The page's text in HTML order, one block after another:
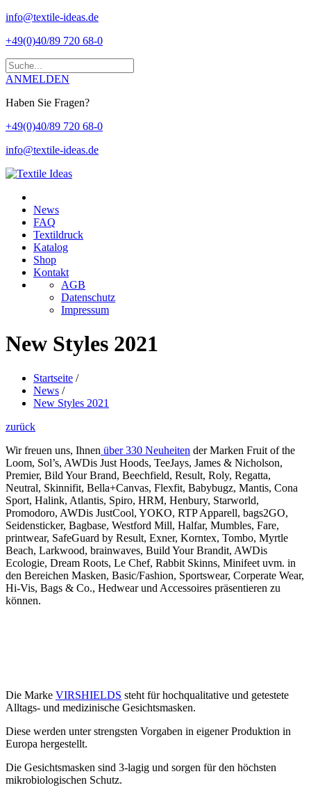
info@textile-ideas.de
+49(0)40/89 720 68-0
ANMELDEN
Haben Sie Fragen?
+49(0)40/89 720 68-0
info@textile-ideas.de
News
FAQ
Textildruck
Katalog
Shop
Kontakt
AGB
Datenschutz
Impressum
New Styles 2021
Startseite /
News /
New Styles 2021
zurück
Wir freuen uns, Ihnen über 330 Neuheiten der Marken Fruit of the
Loom, Sol’s, AWDis Just Hoods, TeeJays, James & Nicholson,
Premier, Bild Your Brand, Beechfield, Result, Roly, Regatta,
Neutral, Skinnifit, Bella+Canvas, Flexfit, Babybugz, Mantis, Cona
Sport, Halink, Atlantis, Spiro, HRM, Henbury, Starworld,
Promodoro, AWDis JustCool, YOKO, RTP Apparell, bags2GO,
Seidensticker, Bagbase, Westford Mill, Halfar, Mumbles, Fare,
printwear, SafeGuard by Result, Exner, Korntex, Tombo, Myrtle
Beach, Larkwood, brainwaves, Build Your Brandit, AWDis
Ecologie, Dream Roots, Le Chef, Rabbit Skinns, Minifeet uvm. in
den Bereichen Masken, Basic/Fashion, Sportswear, Corperate Wear,
Hi-Vis, Bags & Co., Hedwear und Accessoires präsentieren zu
können.
Die Marke VIRSHIELDS steht für hochqualitative und getestete
Alltags- und medizinische Gesichtsmasken.
Diese werden unter strengsten Vorgaben in eigener Produktion in
Europa hergestellt.
Die Gesichtsmasken sind 3-lagig und sorgen für den höchsten
mikrobiologischen Schutz.